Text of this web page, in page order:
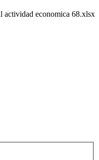
actividad economica 68.xlsx